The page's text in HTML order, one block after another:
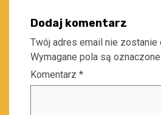
Dodaj komentarz
Twój adres email nie zostanie
Wymagane pola są oznaczone
Komentarz *